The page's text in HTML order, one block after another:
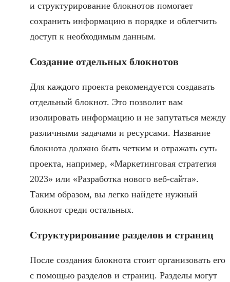
и структурирование блокнотов помогает
сохранить информацию в порядке и облегчить
доступ к необходимым данным.
Создание отдельных блокнотов
Для каждого проекта рекомендуется создавать
отдельный блокнот. Это позволит вам
изолировать информацию и не запутаться между
различными задачами и ресурсами. Название
блокнота должно быть четким и отражать суть
проекта, например, «Маркетинговая стратегия
2023» или «Разработка нового веб-сайта».
Таким образом, вы легко найдете нужный
блокнот среди остальных.
Структурирование разделов и страниц
После создания блокнота стоит организовать его
с помощью разделов и страниц. Разделы могут